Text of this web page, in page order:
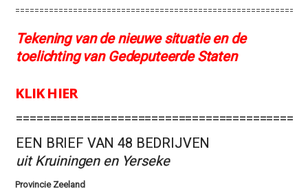
Tekening van de nieuwe situatie en de
toelichting van Gedeputeerde Staten
KLIK HIER
EEN BRIEF VAN 48 BEDRIJVEN
uit Kruiningen en Yerseke
Provincie Zeeland